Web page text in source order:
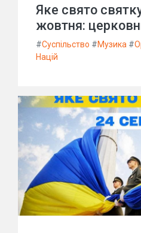
Яке свято
жовтня:
#Суспільство #Музика #
Націй